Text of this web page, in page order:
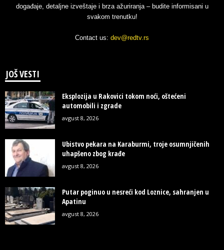
događaje, detaljne izveštaje i brza ažuriranja – budite informisani u
svakom trenutku!
Contact us: dev@redtv.rs
JOŠ VESTI
Eksplozija u Rakovici tokom noći, oštećeni
automobili i zgrade
avgust 8, 2026
Ubistvo pekara na Karaburmi, troje osumnjičenih
uhapšeno zbog krađe
avgust 8, 2026
Putar poginuo u nesreći kod Loznice, sahranjen u
Apatinu
avgust 8, 2026